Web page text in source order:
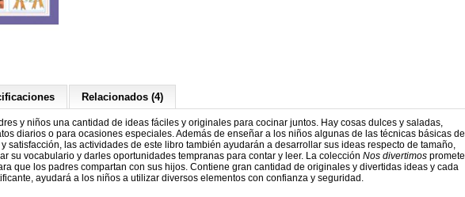
Relacionados (4)
y niños una cantidad de ideas fáciles y originales para cocinar juntos. Hay cosas dulces y saladas,
diarios o para ocasiones especiales. Además de enseñar a los niños algunas de las técnicas básicas de
satisfacción, las actividades de este libro también ayudarán a desarrollar sus ideas respecto de tamaño,
su vocabulario y darles oportunidades tempranas para contar y leer. La colección Nos divertimos promete
que los padres compartan con sus hijos. Contiene gran cantidad de originales y divertidas ideas y cada
ayudará a los niños a utilizar diversos elementos con confianza y seguridad.